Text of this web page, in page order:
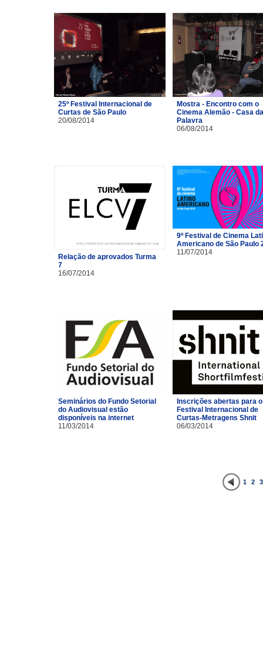
25º Festival Internacional de
Curtas de São Paulo
20/08/2014
Mostra - Encontro com o
Cinema Alemão - Casa da
Palavra
06/08/2014
Relação de aprovados Turma
7
16/07/2014
9º Festival de Cinema
Americano de São Paulo
11/07/2014
Seminários do Fundo Setorial
do Audiovisual estão
disponíveis na internet
11/03/2014
Inscrições abertas para o
Festival Internacional de
Curtas-Metragens Shnit
06/03/2014
1 2 3